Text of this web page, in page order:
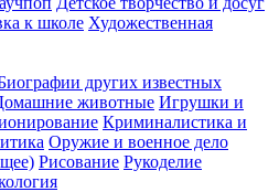
к школе Художественная
других известных
животные Игрушки и
Криминалистика и
Оружие и военное дело
Рисование Рукоделие